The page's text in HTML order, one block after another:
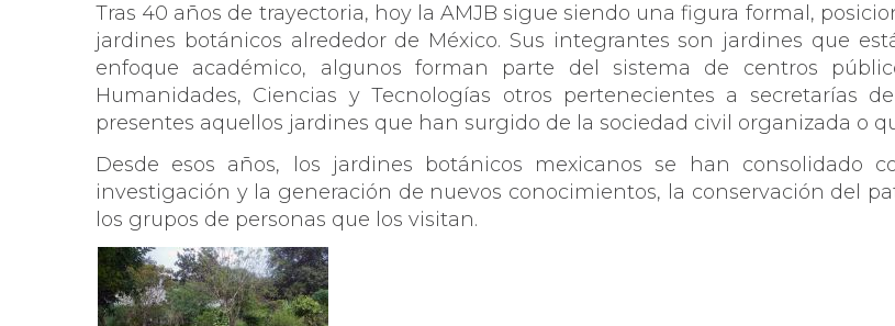
Tras 40 años de trayectoria, hoy la AMJB sigue siendo una figura formal,
jardines botánicos alrededor de México. Sus integrantes son jardines que
enfoque académico, algunos forman parte del sistema de centros
Humanidades, Ciencias y Tecnologías otros pertenecientes a secretarías
presentes aquellos jardines que han surgido de la sociedad civil organizada o
Desde esos años, los jardines botánicos mexicanos se han consolidado
investigación y la generación de nuevos conocimientos, la conservación del
los grupos de personas que los visitan.